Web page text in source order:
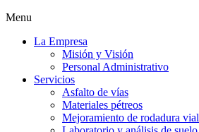
Menu
La Empresa
Misión y Visión
Personal Administrativo
Servicios
Asfalto de vías
Materiales pétreos
Mejoramiento de rodadura vial